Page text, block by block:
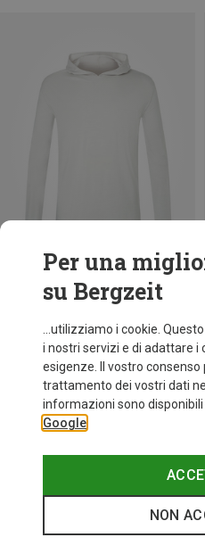
Risparmi 53%
Per una
su Bergzeit
...utilizziamo i cookie.
i nostri servizi e di adattare i
esigenze. Il vostro consenso
trattamento dei vostri dati
informazioni sono
Google
NON